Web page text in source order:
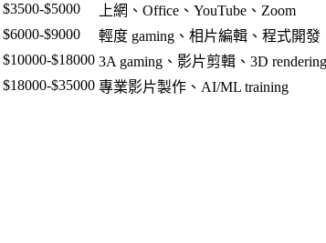
$3500-$5000
上網、Office、YouTube、Zoom
$6000-$9000
輕度 gaming、相片編輯、程式開發
$10000-$18000 3A gaming、影片剪輯、3D rendering
$18000-$35000 專業影片製作、AI/ML training